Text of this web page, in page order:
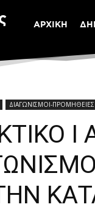
ΑΡΧΙΚΗ
ΔΙΑΓΩΝΙΣΜΟΙ-ΠΡΟΜΗΘΕΙΕΣ
I